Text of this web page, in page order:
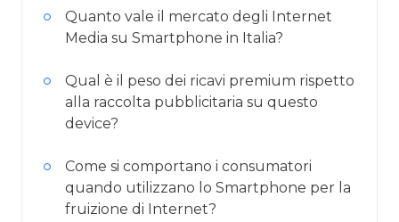
Quanto vale il mercato degli Internet
Media su Smartphone in Italia?
Qual è il peso dei ricavi premium rispetto
alla raccolta pubblicitaria su questo
device?
Come si comportano i consumatori
quando utilizzano lo Smartphone per la
fruizione di Internet?